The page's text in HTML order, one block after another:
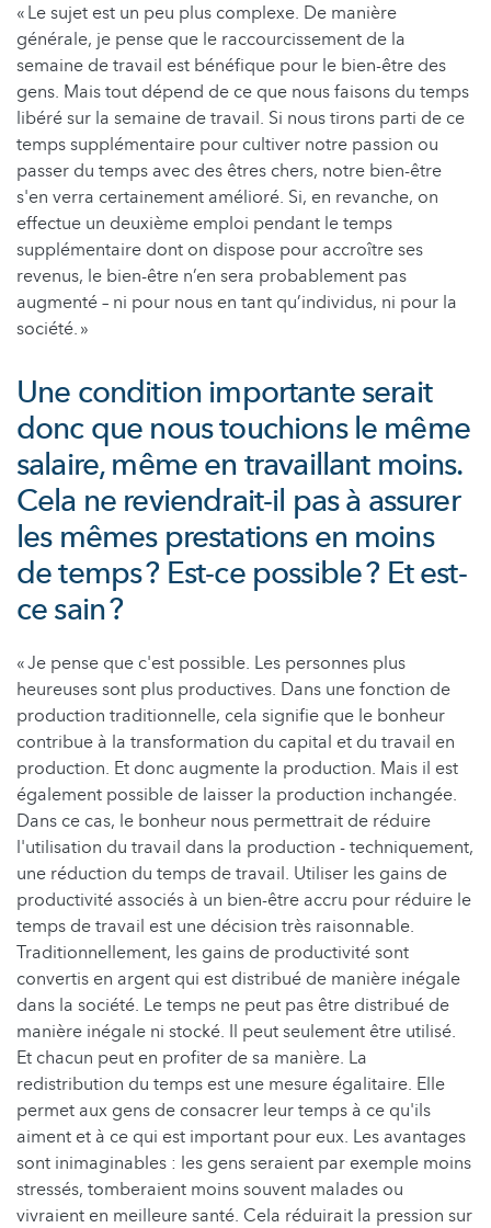
« Le sujet est un peu plus complexe. De manière
générale, je pense que le raccourcissement de la
semaine de travail est bénéfique pour le bien-être des
gens. Mais tout dépend de ce que nous faisons du temps
libéré sur la semaine de travail. Si nous tirons parti de ce
temps supplémentaire pour cultiver notre passion ou
passer du temps avec des êtres chers, notre bien-être
s'en verra certainement amélioré. Si, en revanche, on
effectue un deuxième emploi pendant le temps
supplémentaire dont on dispose pour accroître ses
revenus, le bien-être n’en sera probablement pas
augmenté – ni pour nous en tant qu’individus, ni pour la
société. »
Une condition importante serait
donc que nous touchions le même
salaire, même en travaillant moins.
Cela ne reviendrait-il pas à assurer
les mêmes prestations en moins
de temps ? Est-ce possible ? Et est-
ce sain ?
« Je pense que c'est possible. Les personnes plus
heureuses sont plus productives. Dans une fonction de
production traditionnelle, cela signifie que le bonheur
contribue à la transformation du capital et du travail en
production. Et donc augmente la production. Mais il est
également possible de laisser la production inchangée.
Dans ce cas, le bonheur nous permettrait de réduire
l'utilisation du travail dans la production - techniquement,
une réduction du temps de travail. Utiliser les gains de
productivité associés à un bien-être accru pour réduire le
temps de travail est une décision très raisonnable.
Traditionnellement, les gains de productivité sont
convertis en argent qui est distribué de manière inégale
dans la société. Le temps ne peut pas être distribué de
manière inégale ni stocké. Il peut seulement être utilisé.
Et chacun peut en profiter de sa manière. La
redistribution du temps est une mesure égalitaire. Elle
permet aux gens de consacrer leur temps à ce qu'ils
aiment et à ce qui est important pour eux. Les avantages
sont inimaginables : les gens seraient par exemple moins
stressés, tomberaient moins souvent malades ou
vivraient en meilleure santé. Cela réduirait la pression sur